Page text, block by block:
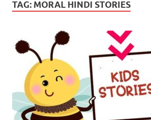
TAG: MORAL HINDI STORIES